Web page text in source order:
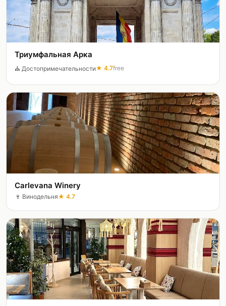
Триумфальная Арка
⛪ Достопримечательности★ 4.7free
Carlevana Winery
🍷 Винодельня★ 4.7